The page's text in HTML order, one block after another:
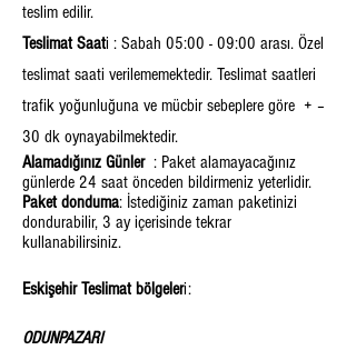
teslim edilir.
Teslimat Saati : Sabah 05:00 - 09:00 arası. Özel
teslimat saati verilememektedir. Teslimat saatleri
trafik yoğunluğuna ve mücbir sebeplere göre + –
30 dk oynayabilmektedir.
Alamadığınız Günler: Paket alamayacağınız
günlerde 24 saat önceden bildirmeniz yeterlidir.
Paket donduma: İstediğiniz zaman paketinizi
dondurabilir, 3 ay içerisinde tekrar
kullanabilirsiniz.
Eskişehir Teslimat bölgeleri:
ODUNPAZARI